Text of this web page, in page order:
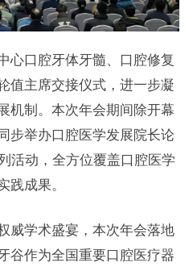
心口腔牙体牙髓、口腔修复
值主席交接仪式，进一步凝
机制。本次年会期间除开幕
步举办口腔医学发展院长论
活动，全方位覆盖口腔医学
践成果。
威学术盛宴，本次年会落地
谷作为全国重要口腔医疗器